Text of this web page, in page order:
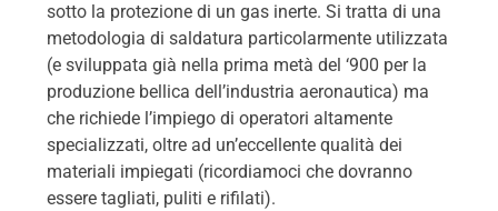
sotto la protezione di un gas inerte. Si tratta di una
metodologia di saldatura particolarmente utilizzata
(e sviluppata già nella prima metà del ‘900 per la
produzione bellica dell’industria aeronautica) ma
che richiede l’impiego di operatori altamente
specializzati, oltre ad un’eccellente qualità dei
materiali impiegati (ricordiamoci che dovranno
essere tagliati, puliti e rifilati).